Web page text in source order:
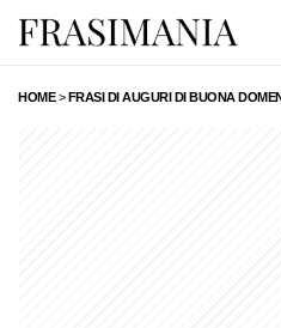
HOME>FRASI DI AUGURI DI BUONA